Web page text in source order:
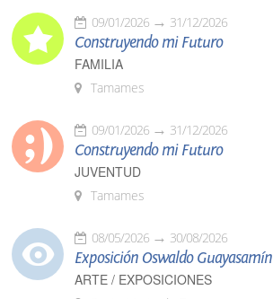
09/01/2026 31/12/2026
Construyendo mi Futuro
FAMILIA
Tamames
09/01/2026 31/12/2026
Construyendo mi Futuro
JUVENTUD
Tamames
08/05/2026 30/08/2026
Exposición Oswaldo Guayasamín
ARTE / EXPOSICIONES